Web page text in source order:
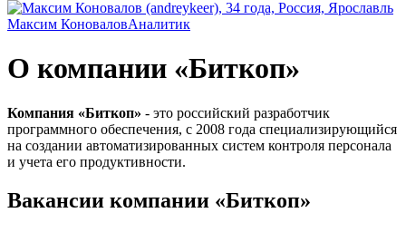
Максим КоноваловАналитик
О компании «Биткоп»
Компания «Биткоп» - это российский разработчик
программного обеспечения, с 2008 года специализирующийся
на создании автоматизированных систем контроля персонала
и учета его продуктивности.
Вакансии компании «Биткоп»